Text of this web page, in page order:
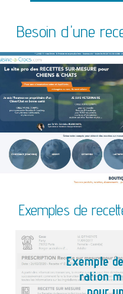
Besoin d'une
Exemples de